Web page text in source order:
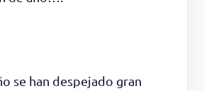
se han despejado gran